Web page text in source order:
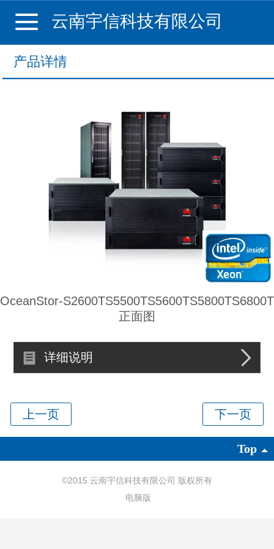
云南宇信科技有限公司
产品详情
OceanStor-S2600TS5500TS5600TS5800TS6800T
正面图
详细说明
Top
©2015 云南宇信科技有限公司 版权所有
电脑版